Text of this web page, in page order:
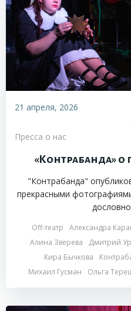
21 апреля, 2026
Пресса о нас
«Контрабанда» о
"Контрабанда"
прекрасными
Off-театр Александра
Алина Зверева
Дмитрий
Кира Бычкова
Михаил Гусман
Ольга